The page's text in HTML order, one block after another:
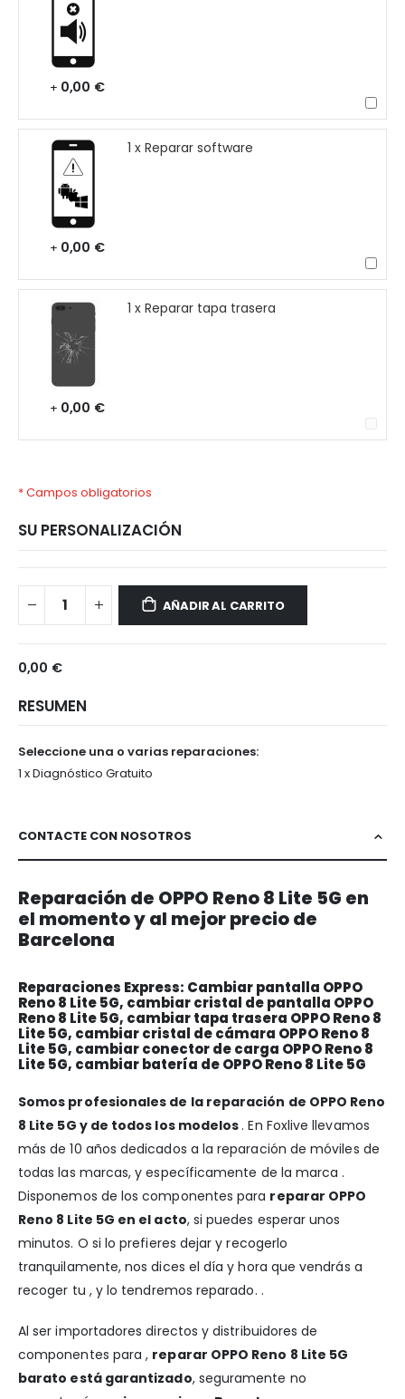
+ 0,00 €
1 x Reparar software
+ 0,00 €
1 x Reparar tapa trasera
+ 0,00 €
* Campos obligatorios
SU PERSONALIZACIÓN
AÑADIR AL CARRITO
0,00 €
RESUMEN
Seleccione una o varias reparaciones:
1 x Diagnóstico Gratuito
CONTACTE CON NOSOTROS
Reparación de OPPO Reno 8 Lite 5G en
el momento y al mejor precio de
Barcelona
Reparaciones Express: Cambiar pantalla OPPO
Reno 8 Lite 5G, cambiar cristal de pantalla OPPO
Reno 8 Lite 5G, cambiar tapa trasera OPPO Reno 8
Lite 5G, cambiar cristal de cámara OPPO Reno 8
Lite 5G, cambiar conector de carga OPPO Reno 8
Lite 5G, cambiar batería de OPPO Reno 8 Lite 5G
Somos profesionales de la reparación de OPPO Reno
8 Lite 5G y de todos los modelos. En Foxlive llevamos
más de 10 años dedicados a la reparación de móviles de
todas las marcas, y específicamente de la marca .
Disponemos de los componentes para reparar OPPO
Reno 8 Lite 5G en el acto, si puedes esperar unos
minutos. O si lo prefieres dejar y recogerlo
tranquilamente, nos dices el día y hora que vendrás a
recoger tu , y lo tendremos reparado. .
Al ser importadores directos y distribuidores de
componentes para , reparar OPPO Reno 8 Lite 5G
barato está garantizado, seguramente no